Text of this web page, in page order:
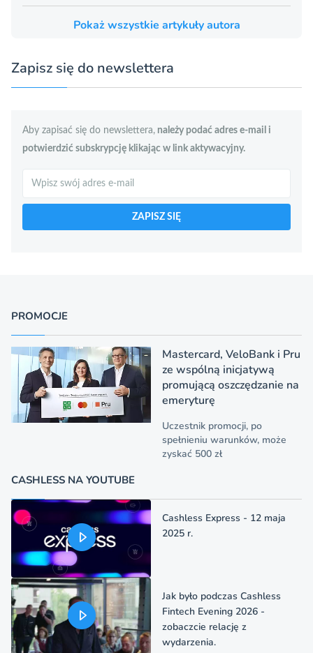
Pokaż wszystkie artykuły autora
Zapisz się do newslettera
Aby zapisać się do newslettera, należy podać adres e-mail i
potwierdzić subskrypcję klikając w link aktywacyjny.
Szukaj
ZAPISZ SIĘ
PROMOCJE
Mastercard, VeloBank i Pru
ze wspólną inicjatywą
promującą oszczędzanie na
emeryturę
Uczestnik promocji, po
spełnieniu warunków, może
zyskać 500 zł
CASHLESS NA YOUTUBE
Cashless Express - 12 maja
2025 r.
Jak było podczas Cashless
Fintech Evening 2026 -
zobaczcie relację z
wydarzenia.